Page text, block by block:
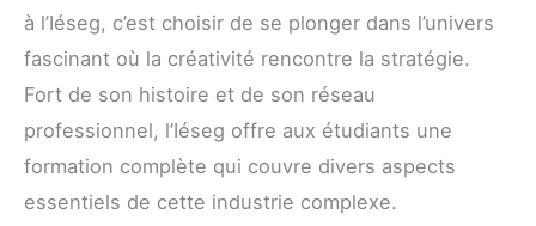
à l’Iéseg, c’est choisir de se plonger dans l’univers
fascinant où la créativité rencontre la stratégie.
Fort de son histoire et de son réseau
professionnel, l’Iéseg offre aux étudiants une
formation complète qui couvre divers aspects
essentiels de cette industrie complexe.